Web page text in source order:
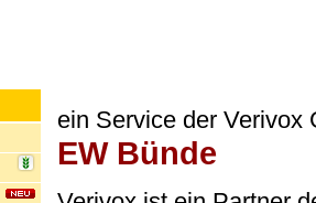
ein Service der Verivox
EW Bünde